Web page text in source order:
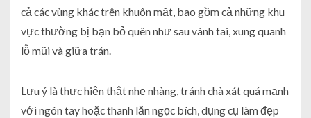
cả các vùng khác trên khuôn mặt, bao gồm cả những khu
vực thường bị bạn bỏ quên như sau vành tai, xung quanh
lỗ mũi và giữa trán.
Lưu ý là thực hiện thật nhẹ nhàng, tránh chà xát quá mạnh
với ngón tay hoặc thanh lăn ngọc bích, dụng cụ làm đẹp